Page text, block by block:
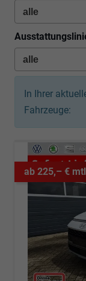
In Ihrer
Fahrzeuge:
ab 225,– €